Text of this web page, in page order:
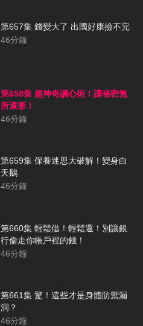
第657集 錢變大了 出國好康撿不完
46分鐘
第658集 超神奇讀心術！讓秘密無
所遁形！
46分鐘
第659集 保養迷思大破解！變身白
天鵝
46分鐘
第660集 輕鬆借！輕鬆還！別讓銀
行偷走你帳戶裡的錢！
46分鐘
第661集 驚！這些才是身體防禦漏
洞？
46分鐘